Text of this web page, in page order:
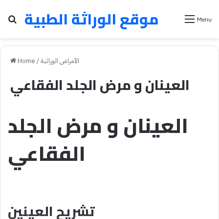
Search for
موقع الوراثة الطبية Menu
Home /الأمراض الوراثية
العينان و مرض الجلد الفقاعي
العينان و مرض الجلد
الفقاعي
تشريح العينين